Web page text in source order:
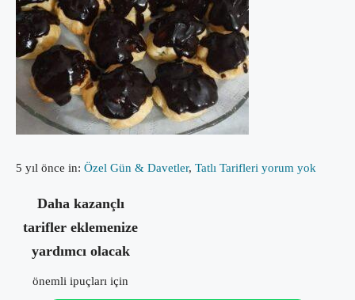
5 yıl önce in: Özel Gün & Davetler, Tatlı Tarifleri yorum yok
Daha kazançlı
tarifler eklemenize
yardımcı olacak
önemli ipuçları için